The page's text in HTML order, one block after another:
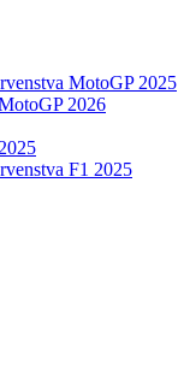
MotoGP 2025
2026
F1 2025